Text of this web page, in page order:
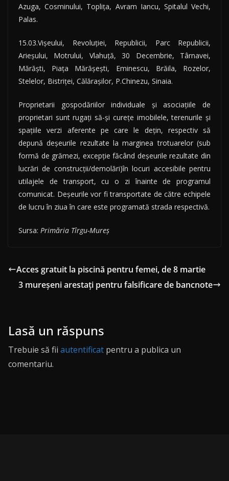
Azuga, Cosminului, Topliţa, Avram Iancu, Spitalul Vechi,
Palas.
15.03.Vişeului, Revoluţiei, Republicii, Parc Republicii,
Arieşului, Motrului, Vlahuţă, 30 Decembrie, Târnavei,
Mărăşti, Piaţa Mărăşeşti, Eminescu, Brăila, Rozelor,
Stelelor, Bistriţei, Călăraşilor, P.Chinezu, Sinaia.
Proprietarii gospodăriilor individuale şi asociaţiile de
proprietari sunt rugați să-şi cureţe imobilele, terenurile şi
spaţiile verzi aferente pe care le deţin, respectiv să
depună deşeurile rezultate la marginea trotuarelor (sub
formă de grămezi, excepţie făcând deşeurile rezultate din
lucrări de construcţii/demolări)în locuri accesibile pentru
utilajele de transport, cu o zi înainte de programul
comunicat. Deşeurile vor fi transportate de către echipele
de lucru în ziua în care este programată strada respectivă.
Sursa: Primăria Tîrgu-Mureș
Acces gratuit la piscină pentru femei, de 8 martie
3 mureșeni arestați pentru falsificare de bancnote
Lasă un răspuns
Trebuie să fii autentificat pentru a publica un
comentariu.